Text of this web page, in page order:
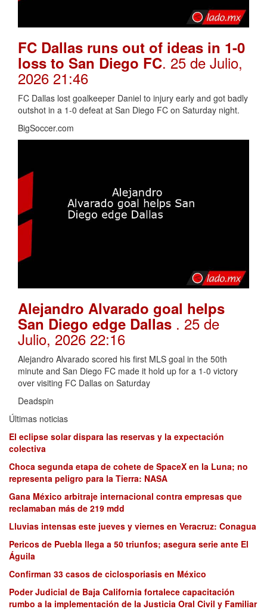
FC Dallas runs out of ideas in 1-0
loss to San Diego FC. 25 de Julio,
2026 21:46
FC Dallas lost goalkeeper Daniel to injury early and got badly
outshot in a 1-0 defeat at San Diego FC on Saturday night.
BigSoccer.com
Alejandro Alvarado goal helps
San Diego edge Dallas . 25 de
Julio, 2026 22:16
Alejandro Alvarado scored his first MLS goal in the 50th
minute and San Diego FC made it hold up for a 1-0 victory
over visiting FC Dallas on Saturday
Deadspin
Últimas noticias
El eclipse solar dispara las reservas y la expectación
colectiva
Choca segunda etapa de cohete de SpaceX en la Luna; no
representa peligro para la Tierra: NASA
Gana México arbitraje internacional contra empresas que
reclamaban más de 219 mdd
Lluvias intensas este jueves y viernes en Veracruz: Conagua
Pericos de Puebla llega a 50 triunfos; asegura serie ante El
Águila
Confirman 33 casos de ciclosporiasis en México
Poder Judicial de Baja California fortalece capacitación
rumbo a la implementación de la Justicia Oral Civil y Familiar